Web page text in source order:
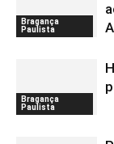
Bragança
Paulista
Bragança
Paulista